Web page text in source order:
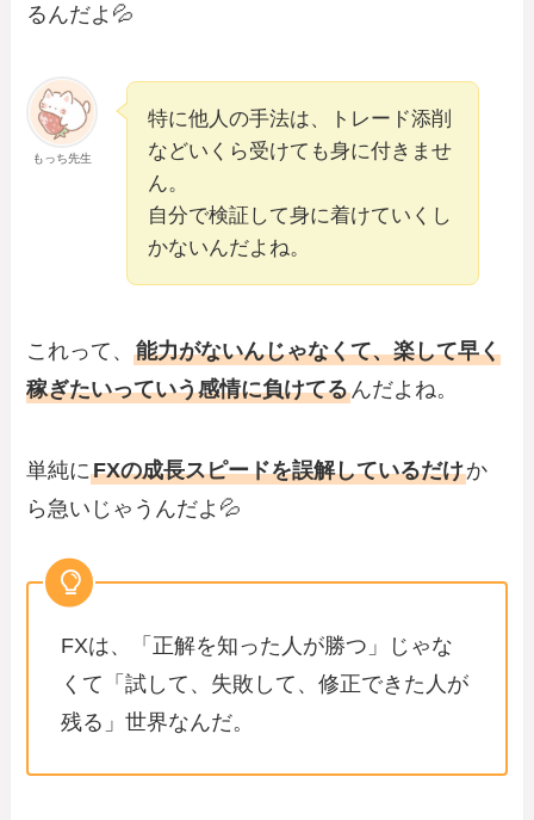
るんだよ💦
もっち先生
特に他人の手法は、トレード添削
などいくら受けても身に付きませ
ん。
自分で検証して身に着けていくし
かないんだよね。
これって、能力がないんじゃなくて、楽して早く
稼ぎたいっていう感情に負けてるんだよね。
単純にFXの成長スピードを誤解しているだけか
ら急いじゃうんだよ💦
FXは、「正解を知った人が勝つ」じゃな
くて「試して、失敗して、修正できた人が
残る」世界なんだ。